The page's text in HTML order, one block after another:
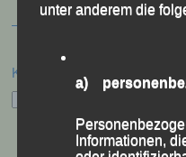
Kategorien
Kategorien
unter anderem die
a)
Informationen,